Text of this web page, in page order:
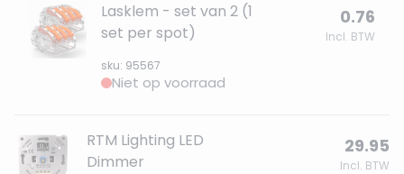
Lasklem - set van 2 (1
set per spot)
sku: 95567
0.76
Incl. BTW
Niet op voorraad
RTM Lighting LED
Dimmer
29.95
Incl. BTW